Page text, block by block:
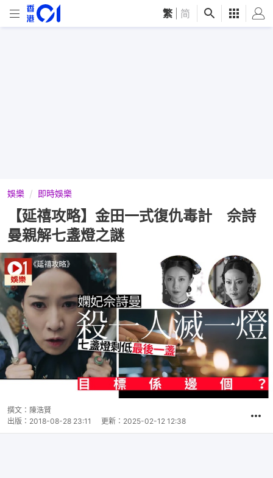
繁 简
娛樂 即時娛樂
【延禧攻略】金田一式復仇毒計 佘詩
曼親解七盞燈之謎
撰文： 陳浩賢
出版： 2018-08-28 23:11 更新： 2025-02-12 12:38